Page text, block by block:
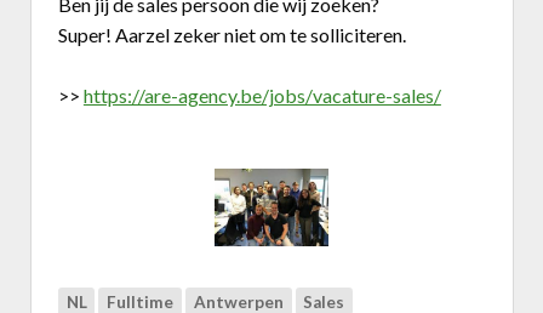
Super! Aarzel zeker niet om te solliciteren.
>> https://are-agency.be/jobs/vacature-sales/
NL Fulltime Antwerpen Sales